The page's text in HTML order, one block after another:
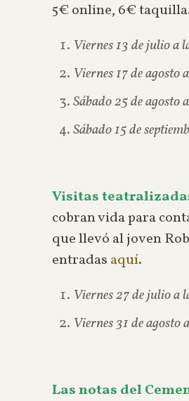
5€ online, 6€
Viernes 13 de julio a
Viernes 17 de
Sábado 25 de
Sábado 15 de
Visitas
cobran vida para
que llevó al joven
entradas aquí.
Viernes 27 de julio a
Viernes 31 de
Las notas del